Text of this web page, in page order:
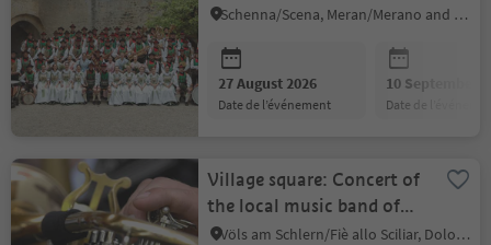
square Schenna
Schenna/Scena, Meran/Merano and environs
27 August 2026
date de l’événement
10 September
date de
Village square: Concert of
the local music band of
Völs
Völs am Schlern/Fiè allo Sciliar, Dolomites Region Seiser Alm